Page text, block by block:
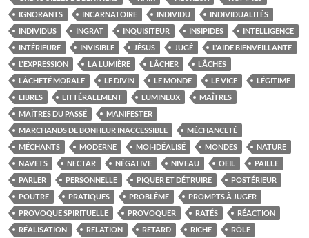
IGNORANTS
INCARNATOIRE INDIVIDU
INDIVIDUALITÉS
INDIVIDUS
INGRAT INQUISITEUR INSIPIDES
INTELLIGENCE
INTÉRIEURE
INVISIBLE JÉSUS JUGÉ
L'AIDE BIENVEILLANTE
L'EXPRESSION
LA LUMIÈRE LÂCHER
LÂCHES
LÂCHETÉ MORALE
LE DIVIN LE MONDE LE VICE
LÉGITIME
LIBRES
LITTÉRALEMENT LUMINEUX
MAÎTRES
MAÎTRES DU PASSÉ
MANIFESTER
MARCHANDS DE BONHEUR INACCESSIBLE
MÉCHANCETÉ
MÉCHANTS
MODERNE MOI-IDÉALISÉ MONDES
NATURE
NAVETS
NECTAR NÉGATIVE NIVEAU OEIL
PAILLE
PARLER
PERSONNELLE PIQUER ET DÉTRUIRE
POSTÉRIEUR
POUTRE
PRATIQUES PROBLÈME
PROMPTS À JUGER
PROVOQUE SPIRITUELLE
PROVOQUER RATÉS
RÉACTION
RÉALISATION
RELATION RETARD RICHE
RÔLE